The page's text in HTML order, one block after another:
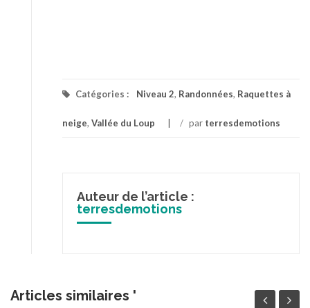
Catégories : Niveau 2, Randonnées, Raquettes à
neige, Vallée du Loup / par terresdemotions
Auteur de l’article :
terresdemotions
Articles similaires '